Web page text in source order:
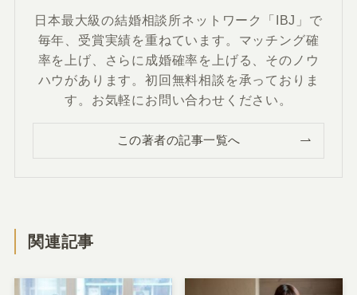
日本最大級の結婚相談所ネットワーク「IBJ」で
毎年、受賞実績を重ねています。マッチング確
率を上げ、さらに成婚確率を上げる、そのノウ
ハウがあります。初回無料相談を承っておりま
す。お気軽にお問い合わせください。
この著者の記事一覧へ
関連記事